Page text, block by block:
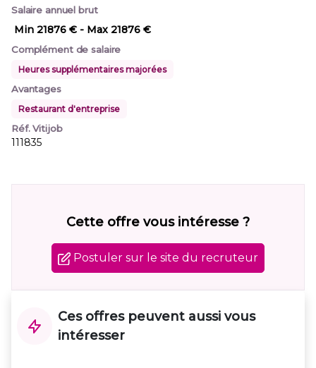
Salaire annuel brut
Min 21876 € - Max 21876 €
Complément de salaire
Heures supplémentaires majorées
Avantages
Restaurant d'entreprise
Réf. Vitijob
111835
Cette offre vous intéresse ?
Postuler sur le site du recruteur
Ces offres peuvent aussi vous
intéresser